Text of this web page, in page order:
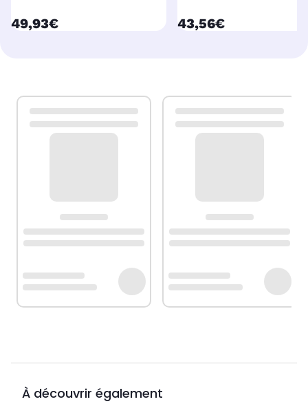
currentPrice
49,93€ currentPrice
43,56€
À découvrir également